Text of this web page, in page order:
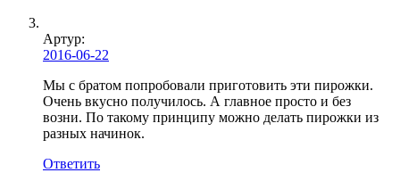
Артур:
2016-06-22
Мы с братом попробовали приготовить эти пирожки.
Очень вкусно получилось. А главное просто и без
возни. По такому принципу можно делать пирожки из
разных начинок.
Ответить